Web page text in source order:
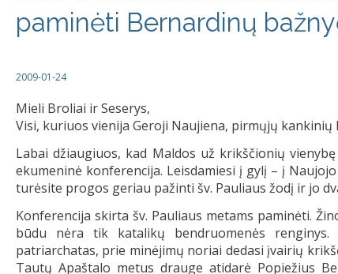
paminėti Bernardinų
2009-01-24
Mieli Broliai ir Seserys,
Visi, kuriuos vienija Geroji Naujiena, pirmųjų
Labai džiaugiuos, kad Maldos už krikščionių
ekumeninė konferencija. Leisdamiesi į gylį – į
turėsite progos geriau pažinti šv. Pauliaus žodį ir jo
Konferencija skirta šv. Pauliaus metams paminėti.
būdu nėra tik katalikų bendruomenės
patriarchatas, prie minėjimų noriai dedasi įvairių
Tautų Apaštalo metus drauge atidarė Po­piežius